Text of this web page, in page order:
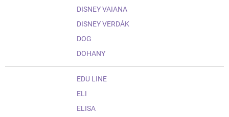
DISNEY VAIANA
DISNEY VERDÁK
DOG
DOHANY
EDU LINE
ELI
ELISA